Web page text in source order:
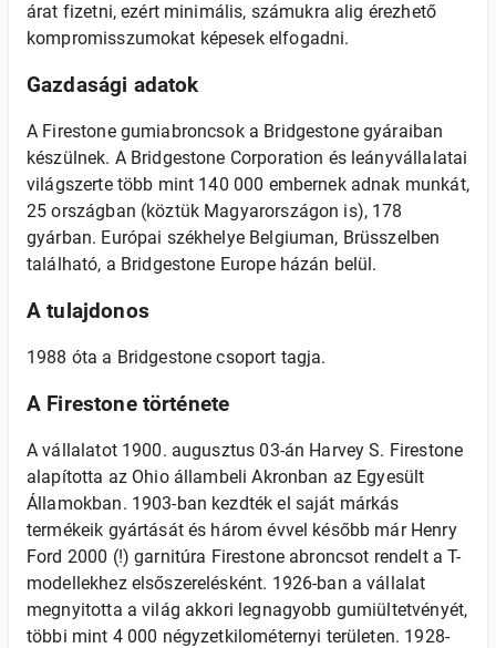
árat fizetni, ezért minimális, számukra alig érezhető
kompromisszumokat képesek elfogadni.
Gazdasági adatok
A Firestone gumiabroncsok a Bridgestone gyáraiban
készülnek. A Bridgestone Corporation és leányvállalatai
világszerte több mint 140 000 embernek adnak munkát,
25 országban (köztük Magyarországon is), 178
gyárban. Európai székhelye Belgiuman, Brüsszelben
található, a Bridgestone Europe házán belül.
A tulajdonos
1988 óta a Bridgestone csoport tagja.
A Firestone története
A vállalatot 1900. augusztus 03-án Harvey S. Firestone
alapította az Ohio állambeli Akronban az Egyesült
Államokban. 1903-ban kezdték el saját márkás
termékeik gyártását és három évvel később már Henry
Ford 2000 (!) garnitúra Firestone abroncsot rendelt a T-
modellekhez elsőszerelésként. 1926-ban a vállalat
megnyitotta a világ akkori legnagyobb gumiültetvényét,
többi mint 4 000 négyzetkilométernyi területen. 1928-